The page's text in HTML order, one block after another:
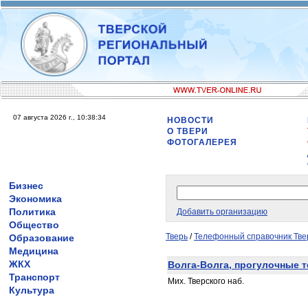
07 августа 2026 г., 10:38:34
НОВОСТИ
О ТВЕРИ
ФОТОГАЛЕРЕЯ
Бизнес
Экономика
Политика
Общество
Образование
Медицина
ЖКХ
Транспорт
Культура
Добавить организацию
Тверь /Телефонный справочник
Волга-Волга, прогулочные
Мих. Тверского наб.